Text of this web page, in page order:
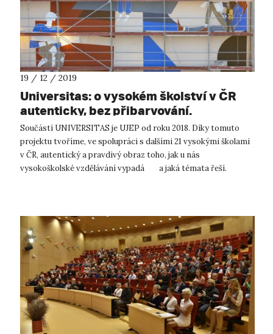
19 / 12 / 2019
Universitas: o vysokém školství v ČR
autenticky, bez přibarvování.
Součástí UNIVERSITAS je UJEP od roku 2018. Díky tomuto
projektu tvoříme, ve spolupráci s dalšími 21 vysokými školami
v ČR, autentický a pravdivý obraz toho, jak u nás
vysokoškolské vzdělávání vypadá a jaká témata řeší.